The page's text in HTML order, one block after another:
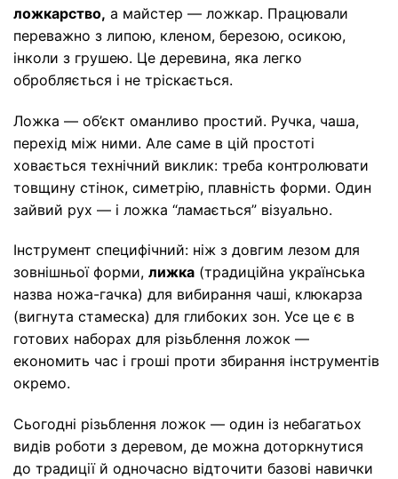
ложкарство, а майстер — ложкар. Працювали
переважно з липою, кленом, березою, осикою,
інколи з грушею. Це деревина, яка легко
обробляється і не тріскається.
Ложка — об’єкт оманливо простий. Ручка, чаша,
перехід між ними. Але саме в цій простоті
ховається технічний виклик: треба контролювати
товщину стінок, симетрію, плавність форми. Один
зайвий рух — і ложка “ламається” візуально.
Інструмент специфічний: ніж з довгим лезом для
зовнішньої форми, лижка (традиційна українська
назва ножа-гачка) для вибирання чаші, клюкарза
(вигнута стамеска) для глибоких зон. Усе це є в
готових наборах для різьблення ложок —
економить час і гроші проти збирання інструментів
окремо.
Сьогодні різьблення ложок — один із небагатьох
видів роботи з деревом, де можна доторкнутися
до традиції й одночасно відточити базові навички